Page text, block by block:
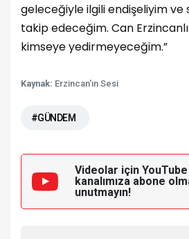
geleceğiyle ilgili endişeliyim ve
takip edeceğim. Can
kimseye yedirmeyeceğim.”
Kaynak: Erzincan'ın Sesi
#GÜNDEM
Videolar için YouTube
kanalımıza abone
unutmayın!